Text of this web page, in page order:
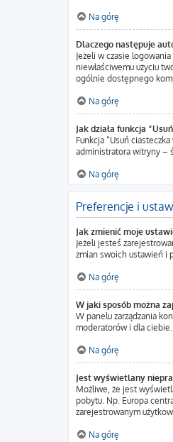
Na górę
Dlaczego następuje
Jeżeli w czasie
niewłaściwemu użyciu
ogólnie dostępnego
Na górę
Jak działa funkcja
Funkcja “Usuń
administratora witryny –
Na górę
Preferencje i
Jak zmienić moje
Jeżeli jesteś
zmian swoich ustawień i
Na górę
W jaki sposób można
W panelu zarządzania
moderatorów i dla
Na górę
Jest wyświetlany
Możliwe, że jest
pobytu. Np. Europa
zarejestrowanym
Na górę